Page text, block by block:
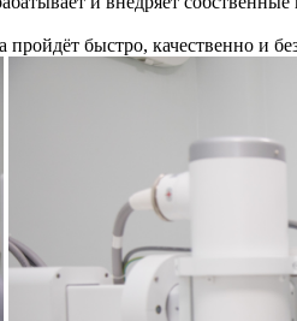
быстро, качественно и